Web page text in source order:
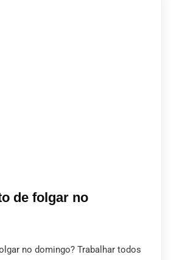
de folgar no
no domingo? Trabalhar todos